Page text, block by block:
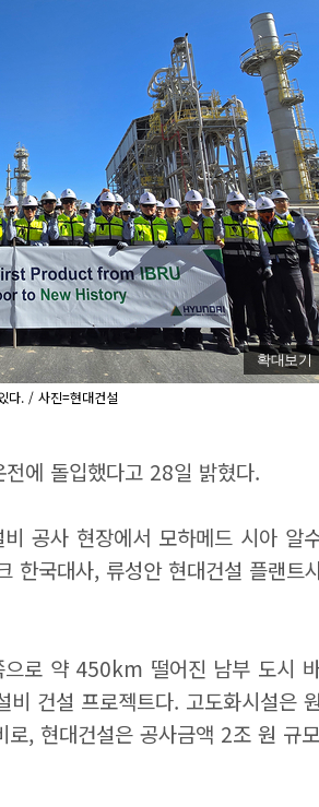
확대보기
다. / 사진=현대건설
에 돌입했다고 28일 밝혔다.
비 공사 현장에서 모하메드 시
대사, 류성안 현대건설 플랜트
로 약 450km 떨어진 남부 도시
건설 프로젝트다. 고도화시설은
현대건설은 공사금액 2조 원 규모